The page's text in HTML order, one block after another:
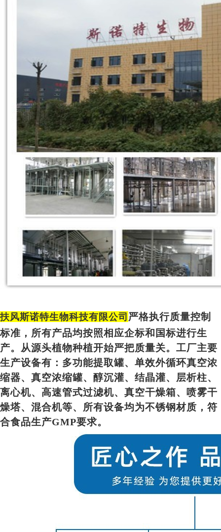
扶风斯诺特生物科技有限公司 严格执行质量控制
标准，所有产品均按照相应企标和国标进行生
产。从源头植物种植开始严把质量关。工厂主要
生产设备有：多功能提取罐、单效外循环真空浓
缩器、真空浓缩罐、醇沉灌、结晶灌、层析柱、
离心机、高速管式过滤机、真空干燥箱、喷雾干
燥塔、混合机等、所有设备均为不锈钢材质，符
合食品生产GMP要求。